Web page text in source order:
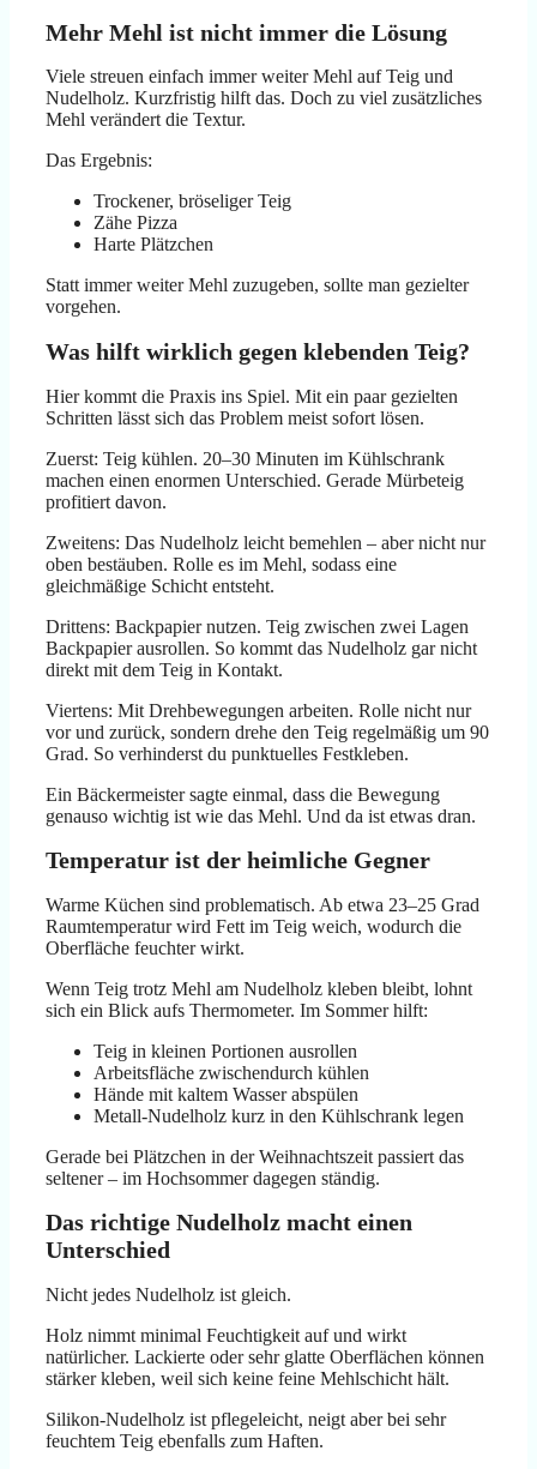
Mehr Mehl ist nicht immer die Lösung
Viele streuen einfach immer weiter Mehl auf Teig und
Nudelholz. Kurzfristig hilft das. Doch zu viel zusätzliches
Mehl verändert die Textur.
Das Ergebnis:
Trockener, bröseliger Teig
Zähe Pizza
Harte Plätzchen
Statt immer weiter Mehl zuzugeben, sollte man gezielter
vorgehen.
Was hilft wirklich gegen klebenden Teig?
Hier kommt die Praxis ins Spiel. Mit ein paar gezielten
Schritten lässt sich das Problem meist sofort lösen.
Zuerst: Teig kühlen. 20–30 Minuten im Kühlschrank
machen einen enormen Unterschied. Gerade Mürbeteig
profitiert davon.
Zweitens: Das Nudelholz leicht bemehlen – aber nicht nur
oben bestäuben. Rolle es im Mehl, sodass eine
gleichmäßige Schicht entsteht.
Drittens: Backpapier nutzen. Teig zwischen zwei Lagen
Backpapier ausrollen. So kommt das Nudelholz gar nicht
direkt mit dem Teig in Kontakt.
Viertens: Mit Drehbewegungen arbeiten. Rolle nicht nur
vor und zurück, sondern drehe den Teig regelmäßig um 90
Grad. So verhinderst du punktuelles Festkleben.
Ein Bäckermeister sagte einmal, dass die Bewegung
genauso wichtig ist wie das Mehl. Und da ist etwas dran.
Temperatur ist der heimliche Gegner
Warme Küchen sind problematisch. Ab etwa 23–25 Grad
Raumtemperatur wird Fett im Teig weich, wodurch die
Oberfläche feuchter wirkt.
Wenn Teig trotz Mehl am Nudelholz kleben bleibt, lohnt
sich ein Blick aufs Thermometer. Im Sommer hilft:
Teig in kleinen Portionen ausrollen
Arbeitsfläche zwischendurch kühlen
Hände mit kaltem Wasser abspülen
Metall-Nudelholz kurz in den Kühlschrank legen
Gerade bei Plätzchen in der Weihnachtszeit passiert das
seltener – im Hochsommer dagegen ständig.
Das richtige Nudelholz macht einen
Unterschied
Nicht jedes Nudelholz ist gleich.
Holz nimmt minimal Feuchtigkeit auf und wirkt
natürlicher. Lackierte oder sehr glatte Oberflächen können
stärker kleben, weil sich keine feine Mehlschicht hält.
Silikon-Nudelholz ist pflegeleicht, neigt aber bei sehr
feuchtem Teig ebenfalls zum Haften.